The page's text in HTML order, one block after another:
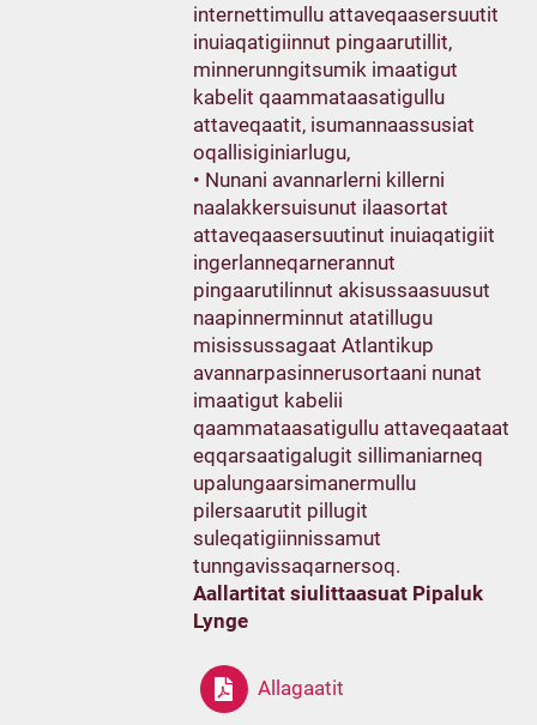
internettimullu attaveqaasersuutit
inuiaqatigiinnut pingaarutillit,
minnerunngitsumik imaatigut
kabelit qaammataasatigullu
attaveqaatit, isumannaassusiat
oqallisiginiarlugu,
• Nunani avannarlerni killerni
naalakkersuisunut ilaasortat
attaveqaasersuutinut inuiaqatigiit
ingerlanneqarnerannut
pingaarutilinnut akisussaasuusut
naapinnerminnut atatillugu
misissussagaat Atlantikup
avannarpasinnerusortaani nunat
imaatigut kabelii
qaammataasatigullu attaveqaataat
eqqarsaatigalugit sillimaniarneq
upalungaarsimanermullu
pilersaarutit pillugit
suleqatigiinnissamut
tunngavissaqarnersoq.
Aallartitat siulittaasuat Pipaluk
Lynge
Allagaatit